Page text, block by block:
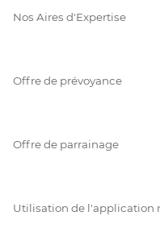
Nos Aires d'Expertise
Offre de prévoyance
Offre de parrainage
Utilisation de l'application